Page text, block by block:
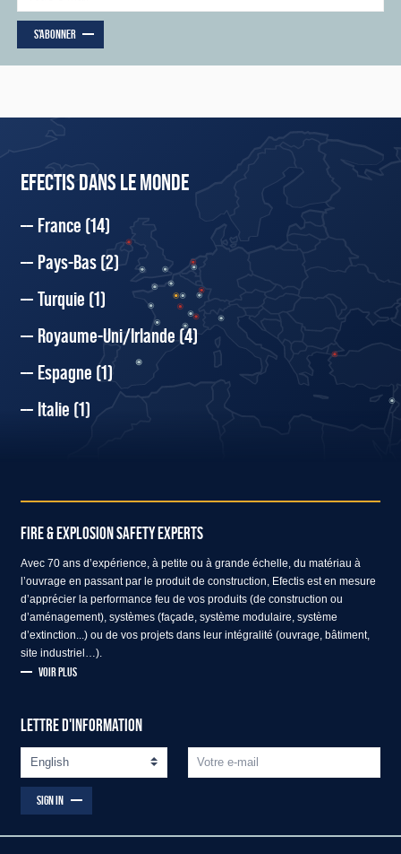
S'ABONNER
EFECTIS DANS LE MONDE
France (14)
Pays-Bas(2)
Turquie (1)
Royaume-Uni/Irlande (4)
Espagne (1)
Italie (1)
FIRE & EXPLOSION SAFETY EXPERTS
Avec 70 ans d’expérience, à petite ou à grande échelle, du matériau à
l’ouvrage en passant par le produit de construction, Efectis est en mesure
d’apprécier la performance feu de vos produits (de construction ou
d’aménagement), systèmes (façade, système modulaire, système
d’extinction...) ou de vos projets dans leur intégralité (ouvrage, bâtiment,
site industriel…).
VOIR PLUS
LETTRE D'INFORMATION
SIGN IN